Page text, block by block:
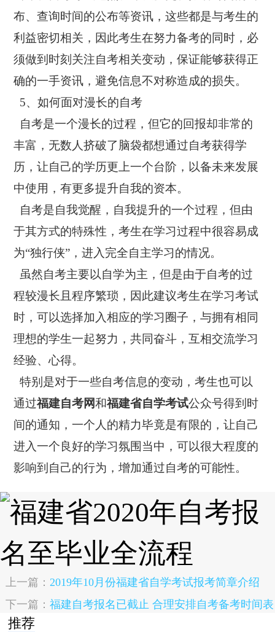
布、查询时间的公布等资讯，这些都是与考生的
利益密切相关，因此考生在努力备考的同时，必
须做到时刻关注自考相关变动，保证能够获得正
确的一手资讯，避免信息不对称造成的损失。
5、如何面对漫长的自考
自考是一个漫长的过程，但它的回报却非常的
丰富，无数人挤破了脑袋都想通过自考获得学
历，让自己的学历更上一个台阶，以备未来发展
中使用，有更多提升自我的资本。
自考是自我觉醒，自我提升的一个过程，但由
于其方式的特殊性，考生在学习过程中很容易成
为“独行侠”，进入完全自主学习的情况。
虽然自考主要以自学为主，但是由于自考的过
程较漫长且程序繁琐，因此建议考生在学习考试
时，可以选择加入相应的学习圈子，与拥有相同
理想的学生一起努力，共同奋斗，互相交流学习
经验、心得。
特别是对于一些自考信息的变动，考生也可以
通过福建自考网和福建省自学考试公众号得到时
间的通知，一个人的精力毕竟是有限的，让自己
进入一个良好的学习氛围当中，可以很大程度的
影响到自己的行为，增加通过自考的可能性。
上一篇：2019年10月份福建省自学考试报考简章介绍
下一篇：福建自考报名已截止 合理安排自考备考时间表
推荐